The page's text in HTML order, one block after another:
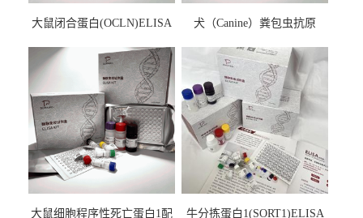
大鼠闭合蛋白(OCLN)ELISA
犬（Canine）粪包虫抗原
大鼠细胞程序性死亡蛋白1配 牛分拣蛋白1(SORT1)ELISA